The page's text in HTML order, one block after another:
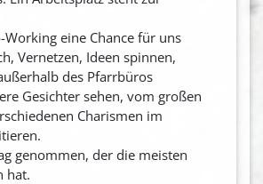
Working eine Chance für uns
Vernetzen, Ideen spinnen,
des Pfarrbüros
Gesichter sehen, vom großen
Charismen im
genommen, der die meisten
hat.